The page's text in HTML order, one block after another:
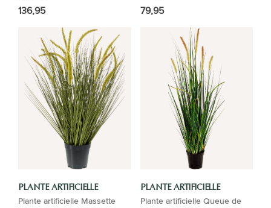
136,95 79,95
PLANTE ARTIFICIELLE
Plante artificielle Massette
PLANTE ARTIFICIELLE
Plante artificielle Queue de